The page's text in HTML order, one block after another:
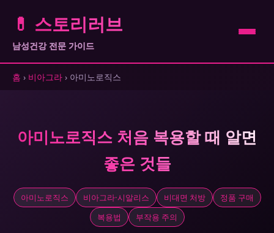
💊 스토리러브
남성건강 전문 가이드
홈 › 비아그라 › 아미노로직스
아미노로직스 처음 복용할 때 알면
좋은 것들
아미노로직스 비아그라·시알리스 비대면 처방
정품 구매
복용법
부작용 주의